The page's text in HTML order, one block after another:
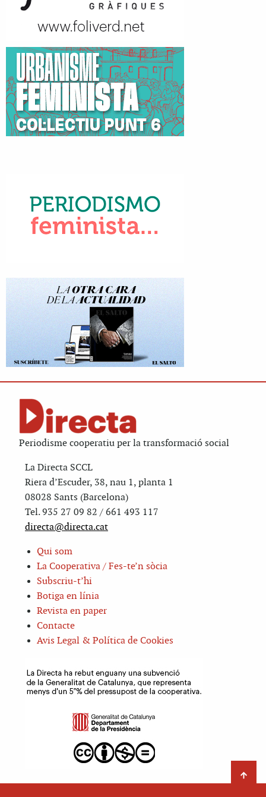
Periodisme cooperatiu per la transformació social
La Directa SCCL
Riera d’Escuder, 38, nau 1, planta 1
08028 Sants (Barcelona)
Tel. 935 27 09 82 / 661 493 117
directa@directa.cat
Qui som
La Cooperativa / Fes-te’n sòcia
Subscriu-t’hi
Botiga en línia
Revista en paper
Contacte
Avis Legal & Política de Cookies